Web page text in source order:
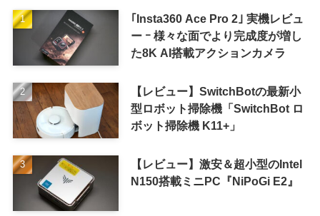
｢Insta360 Ace Pro 2｣ 実機レビュ
ー ｰ 様々な面でより完成度が増し
た8K AI搭載アクションカメラ
【レビュー】SwitchBotの最新小
型ロボット掃除機「SwitchBot ロ
ボット掃除機 K11+」
【レビュー】激安＆超小型のIntel
N150搭載ミニPC『NiPoGi E2』